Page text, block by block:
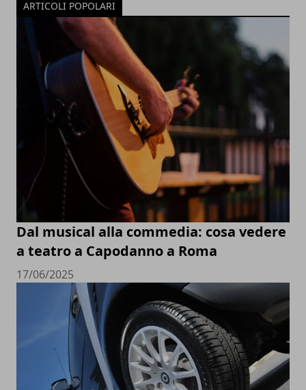
ARTICOLI POPOLARI
Dal musical alla commedia: cosa vedere
a teatro a Capodanno a Roma
17/06/2025